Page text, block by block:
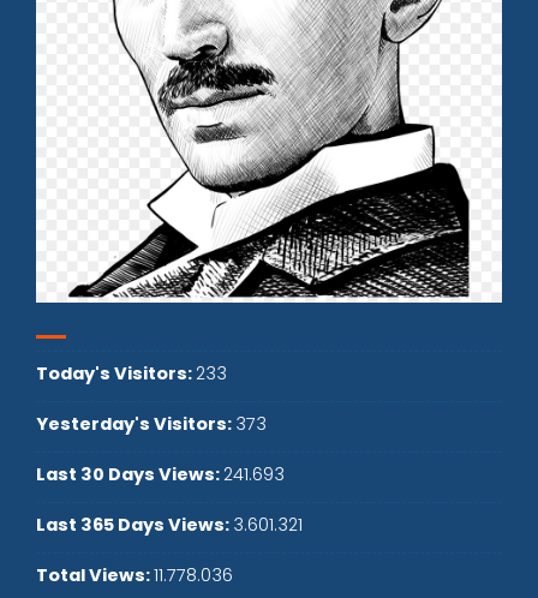
Today's Visitors: 233
Yesterday's Visitors: 373
Last 30 Days Views: 241.693
Last 365 Days Views: 3.601.321
Total Views:11.778.036